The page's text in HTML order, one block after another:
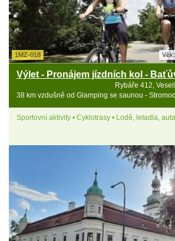
1MZ-018
Výlet - Pronájem jízdních kol -
Rybáře 412,
38 km vzdušně od Glamping se saunou -
Sportovní aktivity • Cyklotrasy • Lodě, letadla,